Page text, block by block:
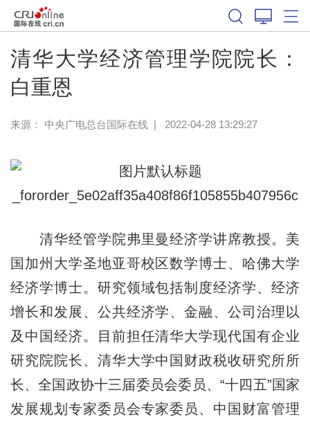
清华大学经济管理学院院长：
白重恩
来源： 中央广电总台国际在线| 2022-04-28 13:29:27
清华经管学院弗里曼经济学讲席教授。美
国加州大学圣地亚哥校区数学博士、哈佛大学
经济学博士。研究领域包括制度经济学、经济
增长和发展、公共经济学、金融、公司治理以
及中国经济。目前担任清华大学现代国有企业
研究院院长、清华大学中国财政税收研究所所
长、全国政协十三届委员会委员、“十四五”国家
发展规划专家委员会专家委员、中国财富管理